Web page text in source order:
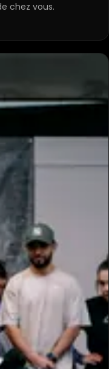
chez vous.